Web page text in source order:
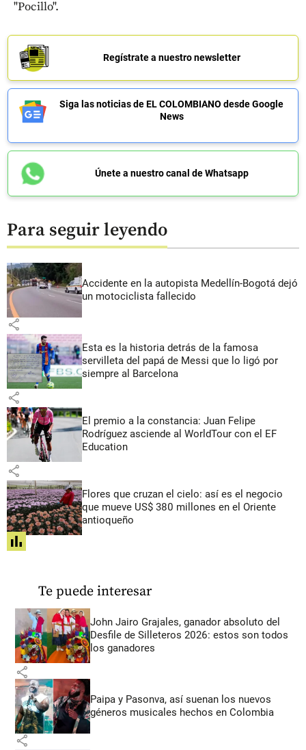
"Pocillo".
Regístrate a nuestro newsletter
Siga las noticias de EL COLOMBIANO desde Google
News
Únete a nuestro canal de Whatsapp
Para seguir leyendo
Accidente en la autopista Medellín-Bogotá dejó
un motociclista fallecido
share
Esta es la historia detrás de la famosa
servilleta del papá de Messi que lo ligó por
siempre al Barcelona
share
El premio a la constancia: Juan Felipe
Rodríguez asciende al WorldTour con el EF
Education
share
Flores que cruzan el cielo: así es el negocio
que mueve US$ 380 millones en el Oriente
antioqueño
share
Te puede interesar
John Jairo Grajales, ganador absoluto del
Desfile de Silleteros 2026: estos son todos
los ganadores
share
Paipa y Pasonva, así suenan los nuevos
géneros musicales hechos en Colombia
share